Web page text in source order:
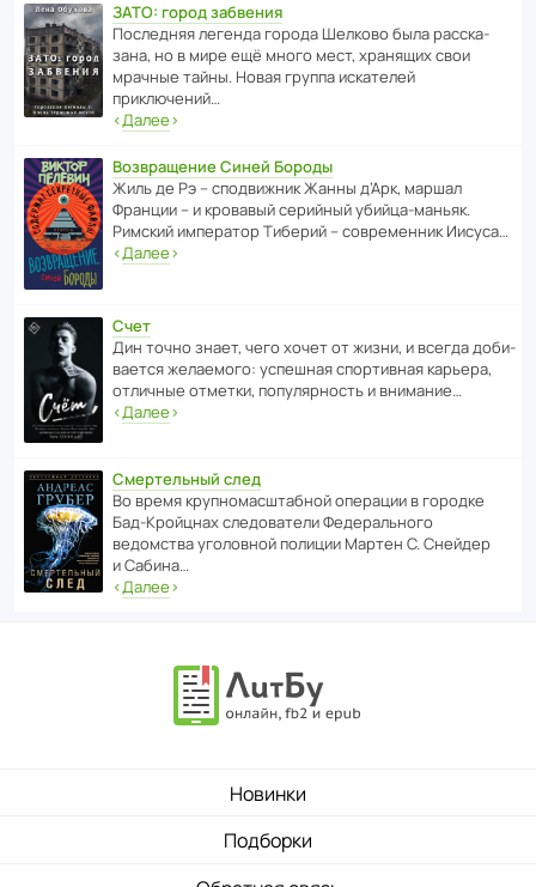
ЗАТО: город забвения
После­дняя легенда города Шелково была расска­
зана, но в мире ещё много мест, хранящих свои
мрачные тайны. Новая группа иска­телей
приключений…
‹Далее›
Возвращение Синей Бороды
Жиль де Рэ – спод­ви­жник Жанны д’Арк, маршал
Франции – и кровавый серийный убийца-маньяк.
Римский импе­ратор Тиберий – совре­менник Иисуса…
‹Далее›
Счет
Дин точно знает, чего хочет от жизни, и всегда доби­
ва­ется жела­е­мого: успе­шная спор­ти­вная карьера,
отли­чные отметки, попу­ля­р­ность и внимание…
‹Далее›
Смертельный след
Во время круп­но­мас­ш­та­бной операции в городке
Бад‑Крой­цнах следо­ва­тели Феде­раль­ного
ведомства уголо­вной полиции Мартен С. Снейдер
и Сабина…
‹Далее›
Новинки
Подборки